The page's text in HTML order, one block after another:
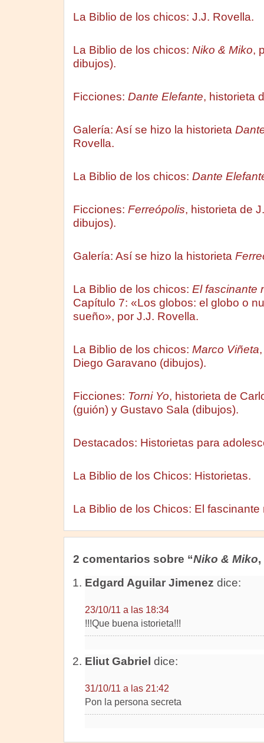
La Biblio de los chicos: J.J. Rovella.
La Biblio de los chicos: Niko & Miko,
dibujos).
Ficciones: Dante Elefante, historieta
Galería: Así se hizo la historieta
Rovella.
La Biblio de los chicos: Dante
Ficciones: Ferreópolis, historieta de
dibujos).
Galería: Así se hizo la historieta
La Biblio de los chicos: El fascinante
Capítulo 7: «Los globos: el globo o
sueño», por J.J. Rovella.
La Biblio de los chicos: Marco Viñeta
Diego Garavano (dibujos).
Ficciones: Torni Yo, historieta de
(guión) y Gustavo Sala (dibujos).
Destacados: Historietas para
La Biblio de los Chicos: Historietas.
La Biblio de los Chicos: El
2 comentarios sobre “Niko & Miko,
Edgard Aguilar Jimenez dice:
23/10/11 a las 18:34
!!!Que buena istorieta!!!
Eliut Gabriel dice:
31/10/11 a las 21:42
Pon la persona secreta